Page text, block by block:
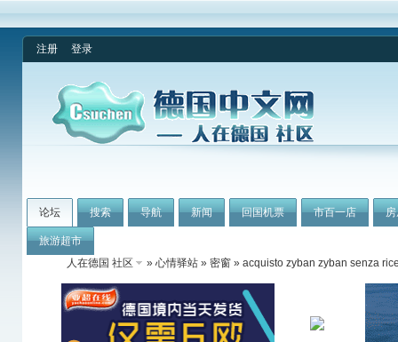
注册 登录
论坛 搜索 导航 新闻 回国机票 市百一店
旅游超市
人在德国 社区
» 心情驿站 » 密窗 » acquisto zyban zyban senza